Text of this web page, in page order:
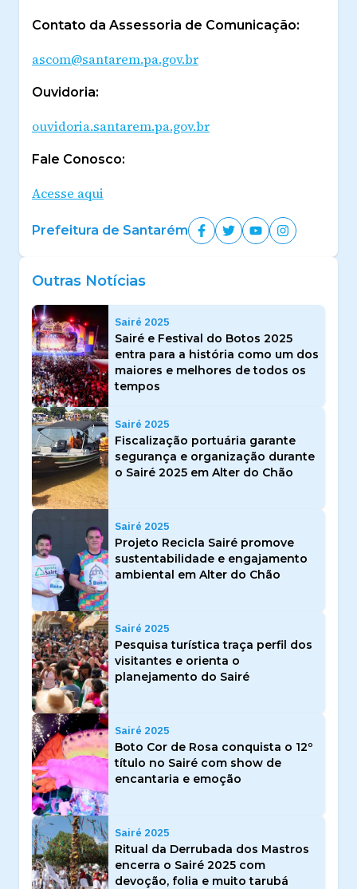
Contato da Assessoria de Comunicação:
ascom@santarem.pa.gov.br
Ouvidoria:
ouvidoria.santarem.pa.gov.br
Fale Conosco:
Acesse aqui
Prefeitura de Santarém
Outras Notícias
Sairé 2025
Sairé e Festival do Botos 2025
entra para a história como um dos
maiores e melhores de todos os
tempos
Sairé 2025
Fiscalização portuária garante
segurança e organização durante
o Sairé 2025 em Alter do Chão
Sairé 2025
Projeto Recicla Sairé promove
sustentabilidade e engajamento
ambiental em Alter do Chão
Sairé 2025
Pesquisa turística traça perfil dos
visitantes e orienta o
planejamento do Sairé
Sairé 2025
Boto Cor de Rosa conquista o 12º
título no Sairé com show de
encantaria e emoção
Sairé 2025
Ritual da Derrubada dos Mastros
encerra o Sairé 2025 com
devoção, folia e muito tarubá